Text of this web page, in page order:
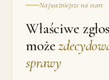
Najważniejsze na start
Właściwe
może
sprawy